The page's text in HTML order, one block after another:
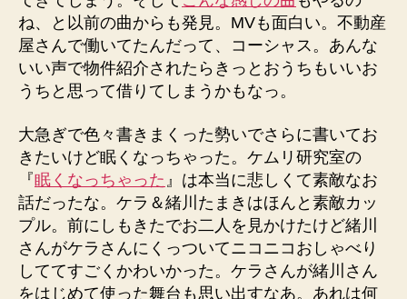
ね、と以前の曲からも発見。MVも面白い。不動産
屋さんで働いてたんだって、コーシャス。あんな
いい声で物件紹介されたらきっとおうちもいいお
うちと思って借りてしまうかもなっ。
大急ぎで色々書きまくった勢いでさらに書いてお
きたいけど眠くなっちゃった。ケムリ研究室の
『眠くなっちゃった 』は本当に悲しくて素敵なお
話だったな。ケラ＆緒川たまきはほんと素敵カッ
プル。前にしもきたでお二人を見かけたけど緒川
さんがケラさんにくっついてニコニコおしゃべり
しててすごくかわいかった。ケラさんが緒川さん
をはじめて使った舞台も思い出すなあ。あれは何